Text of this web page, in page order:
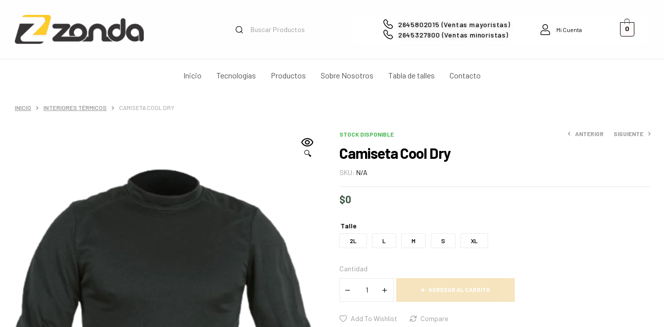
2645802015 (Ventas mayoristas)
2645327900 (Ventas minoristas)
Mi Cuenta 0
Inicio Tecnologías Productos Sobre Nosotros Tabla de talles Contacto
INICIO INTERIORES TÉRMICOS CAMISETA COOL DRY
🔍
STOCK DISPONIBLE ANTERIOR SIGUIENTE
Camiseta Cool Dry
SKU: N/A
$0
Talle
2L L M S XL
Cantidad
AGREGAR AL CARRITO
Add To Wishlist Compare